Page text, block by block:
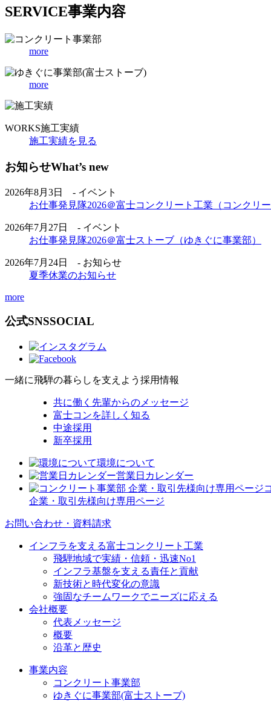
SERVICE事業内容
more
more
WORKS施工実績
施工実績を見る
お知らせWhat’s new
2026年8月3日 - イベント
お仕事発見隊2026＠富士コンクリート工業（コンクリー
2026年7月27日 - イベント
お仕事発見隊2026＠富士ストーブ（ゆきぐに事業部）
2026年7月24日 - お知らせ
夏季休業のお知らせ
more
公式SNSSOCIAL
一緒に飛騨の暮らしを支えよう 採用情報
共に働く先輩からのメッセージ
富士コンを詳しく知る
中途採用
新卒採用
環境について
営業日カレンダー
企業・取引先様向け専用ページ
お問い合わせ・資料請求
インフラを支える富士コンクリート工業
飛騨地域で実績・信頼・迅速No1
インフラ基盤を支える責任と貢献
新技術と時代変化の意識
強固なチームワークでニーズに応える
会社概要
代表メッセージ
概要
沿革と歴史
事業内容
コンクリート事業部
ゆきぐに事業部(富士ストーブ)